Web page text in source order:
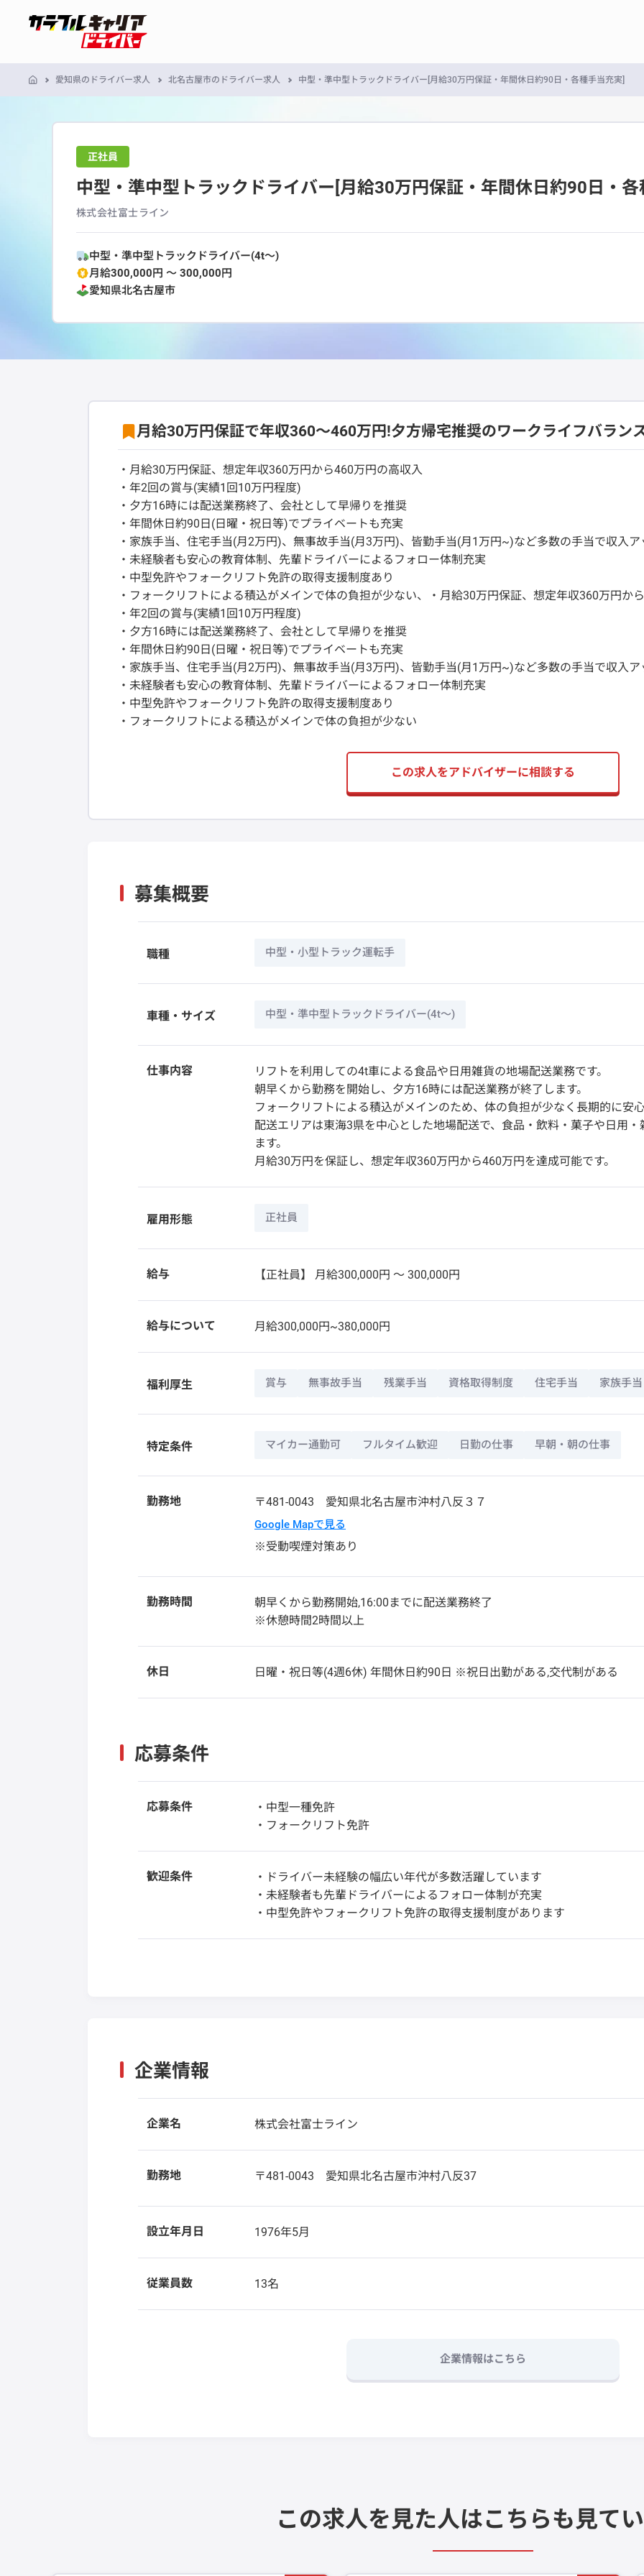
愛知県のドライバー求人 北名古屋市のドライバー求人 中型・準中型トラックドライバー[月給30万円保証・年間休日約90日・各種手当充実]
正社員
中型・準中型トラックドライバー[月給30万円保証・年間休日約90日・
株式会社富士ライン
中型・準中型トラックドライバー(4t～)
月給300,000円 〜 300,000円
愛知県北名古屋市
月給30万円保証で年収360～460万円!夕方帰宅推奨のワークライフバラン
・月給30万円保証、想定年収360万円から460万円の高収入
・年2回の賞与(実績1回10万円程度)
・夕方16時には配送業務終了、会社として早帰りを推奨
・年間休日約90日(日曜・祝日等)でプライベートも充実
・家族手当、住宅手当(月2万円)、無事故手当(月3万円)、皆勤手当(月1万円~)など多数の手当で収入ア
・未経験者も安心の教育体制、先輩ドライバーによるフォロー体制充実
・中型免許やフォークリフト免許の取得支援制度あり
・フォークリフトによる積込がメインで体の負担が少ない、・月給30万円保証、想定年収360万円か
・年2回の賞与(実績1回10万円程度)
・夕方16時には配送業務終了、会社として早帰りを推奨
・年間休日約90日(日曜・祝日等)でプライベートも充実
・家族手当、住宅手当(月2万円)、無事故手当(月3万円)、皆勤手当(月1万円~)など多数の手当で収入ア
・未経験者も安心の教育体制、先輩ドライバーによるフォロー体制充実
・中型免許やフォークリフト免許の取得支援制度あり
・フォークリフトによる積込がメインで体の負担が少ない
この求人をアドバイザーに相談する
募集概要
職種 中型・小型トラック運転手
車種・サイズ 中型・準中型トラックドライバー(4t～)
仕事内容
リフトを利用しての4t車による食品や日用雑貨の地場配送業務です。
朝早くから勤務を開始し、夕方16時には配送業務が終了します。
フォークリフトによる積込がメインのため、体の負担が少なく長期的に安
配送エリアは東海3県を中心とした地場配送で、食品・飲料・菓子や日用
ます。
月給30万円を保証し、想定年収360万円から460万円を達成可能です。
雇用形態 正社員
給与 【正社員】 月給300,000円 〜 300,000円
給与について 月給300,000円~380,000円
福利厚生 賞与 無事故手当 残業手当 資格取得制度 住宅手当 家族手当
特定条件 マイカー通勤可 フルタイム歓迎 日勤の仕事 早朝・朝の仕事
勤務地 〒481-0043 愛知県北名古屋市沖村八反３７
Google Mapで見る
※受動喫煙対策あり
勤務時間
朝早くから勤務開始,16:00までに配送業務終了
※休憩時間2時間以上
休日 日曜・祝日等(4週6休) 年間休日約90日 ※祝日出勤がある,交代制がある
応募条件
応募条件
・中型一種免許
・フォークリフト免許
歓迎条件
・ドライバー未経験の幅広い年代が多数活躍しています
・未経験者も先輩ドライバーによるフォロー体制が充実
・中型免許やフォークリフト免許の取得支援制度があります
企業情報
企業名 株式会社富士ライン
勤務地 〒481-0043 愛知県北名古屋市沖村八反37
設立年月日 1976年5月
従業員数 13名
企業情報はこちら
この求人を見た人はこちらも見て